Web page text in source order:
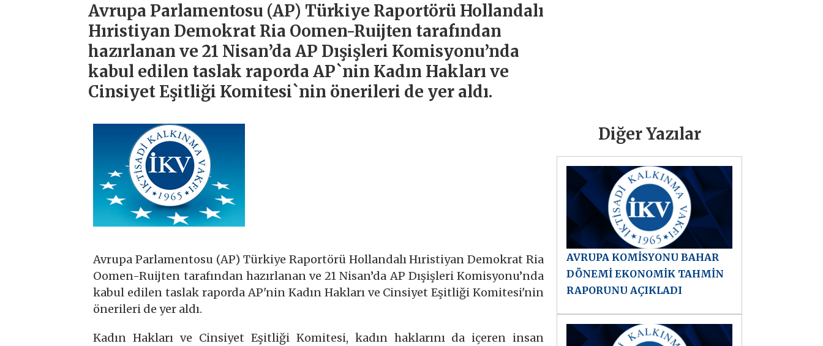
Avrupa Parlamentosu (AP) Türkiye Raportörü Hollandalı
Hıristiyan Demokrat Ria Oomen-Ruijten tarafından
hazırlanan ve 21 Nisan’da AP Dışişleri Komisyonu’nda
kabul edilen taslak raporda AP`nin Kadın Hakları ve
Cinsiyet Eşitliği Komitesi`nin önerileri de yer aldı.
Avrupa Parlamentosu (AP) Türkiye Raportörü Hollandalı Hıristiyan Demokrat Ria
Oomen-Ruijten tarafından hazırlanan ve 21 Nisan’da AP Dışişleri Komisyonu’nda
kabul edilen taslak raporda AP'nin Kadın Hakları ve Cinsiyet Eşitliği Komitesi'nin
önerileri de yer aldı.
Kadın Hakları ve Cinsiyet Eşitliği Komitesi, kadın haklarını da içeren insan
Diğer Yazılar
AVRUPA KOMİSYONU BAHAR
DÖNEMİ EKONOMİK TAHMİN
RAPORUNU AÇIKLADI